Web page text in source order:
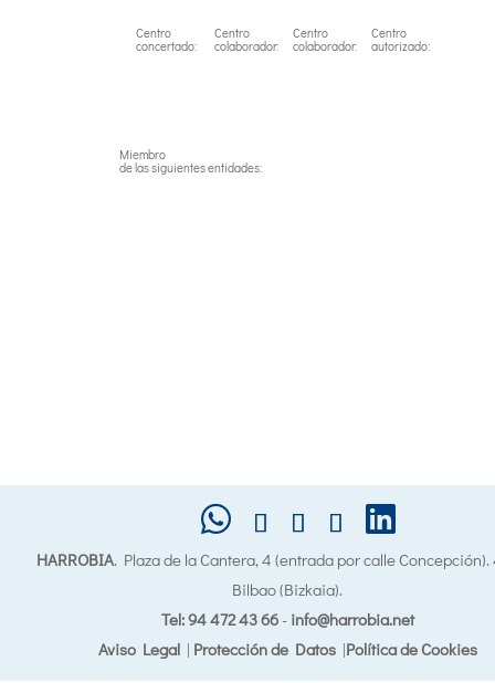
Centro
concertado:
Centro
colaborador:
Centro
colaborador:
Centro
autorizado:
Miembro
de las siguientes entidades:
HARROBIA. Plaza de la Cantera, 4 (entrada por calle
Bilbao (Bizkaia).
Tel: 94 472 43 66- info@harrobia.net
Aviso Legal| Protección de Datos|Política de Cookies